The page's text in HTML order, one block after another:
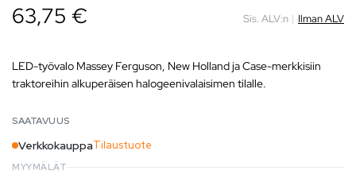
63,75 € Sis. ALV:n | Ilman ALV
LED-työvalo Massey Ferguson, New Holland ja Case-merkkisiin
traktoreihin alkuperäisen halogeenivalaisimen tilalle.
SAATAVUUS
VerkkokauppaTilaustuote
MYYMÄLÄT